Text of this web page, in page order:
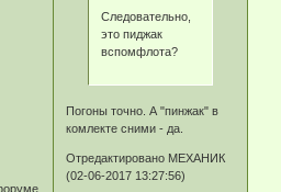
Следовательно,
это пиджак
вспомфлота?
Погоны точно. А "пинжак" в
комлекте сними - да.
Отредактировано МЕХАНИК
(02-06-2017 13:27:56)